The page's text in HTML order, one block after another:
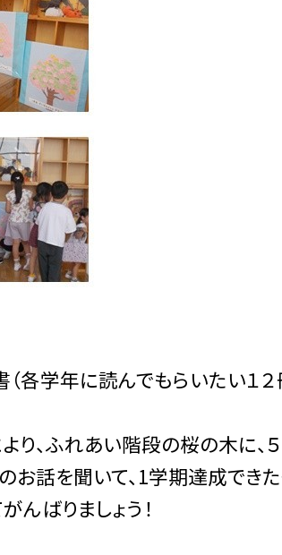
各学年に読んでもらいたい１２
り、ふれあい階段の桜の木に、
お話を聞いて、1学期達成でき
んばりましょう！